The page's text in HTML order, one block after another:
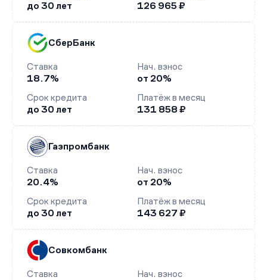
до 30 лет
126 965 ₽
СберБанк
Ставка
18.7%
Нач. взнос
от 20%
Срок кредита
до 30 лет
Платёж в месяц
131 858 ₽
Газпромбанк
Ставка
20.4%
Нач. взнос
от 20%
Срок кредита
до 30 лет
Платёж в месяц
143 627 ₽
Совкомбанк
Ставка
Нач. взнос